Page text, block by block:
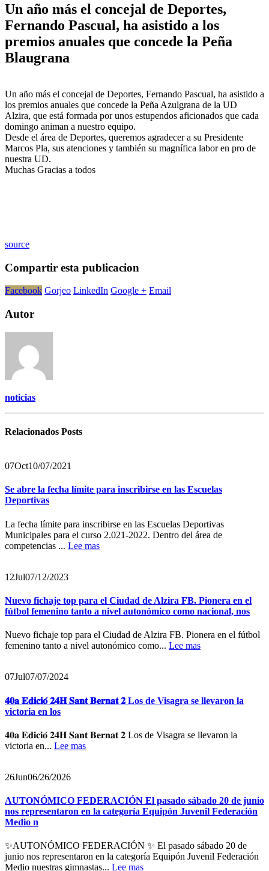
Un año más el concejal de Deportes,
Fernando Pascual, ha asistido a los
premios anuales que concede la Peña
Blaugrana
Un año más el concejal de Deportes, Fernando Pascual, ha asistido a
los premios anuales que concede la Peña Azulgrana de la UD
Alzira, que está formada por unos estupendos aficionados que cada
domingo animan a nuestro equipo.
Desde el área de Deportes, queremos agradecer a su Presidente
Marcos Pla, sus atenciones y también su magnífica labor en pro de
nuestra UD.
Muchas Gracias a todos
source
Compartir esta publicacion
Facebook Gorjeo LinkedIn Google + Email
Autor
noticias
Relacionados Posts
07Oct10/07/2021
Se abre la fecha límite para inscribirse en las Escuelas
Deportivas
La fecha límite para inscribirse en las Escuelas Deportivas
Municipales para el curso 2.021-2022. Dentro del área de
competencias ... Lee mas
12Jul07/12/2023
Nuevo fichaje top para el Ciudad de Alzira FB. Pionera en el
fútbol femenino tanto a nivel autonómico como nacional, nos
Nuevo fichaje top para el Ciudad de Alzira FB. Pionera en el fútbol
femenino tanto a nivel autonómico como... Lee mas
07Jul07/07/2024
𝟒𝟎𝐚 𝐄𝐝𝐢𝐜𝐢𝐨́ 𝟐𝟒𝐇 𝐒𝐚𝐧𝐭 𝐁𝐞𝐫𝐧𝐚𝐭 𝟐 Los de Visagra se llevaron la
victoria en los
𝟒𝟎𝐚 𝐄𝐝𝐢𝐜𝐢𝐨́ 𝟐𝟒𝐇 𝐒𝐚𝐧𝐭 𝐁𝐞𝐫𝐧𝐚𝐭 𝟐 Los de Visagra se llevaron la
victoria en... Lee mas
26Jun06/26/2026
AUTONÓMICO FEDERACIÓN El pasado sábado 20 de junio
nos representaron en la categoría Equipón Juvenil Federación
Medio n
✨AUTONÓMICO FEDERACIÓN ✨ El pasado sábado 20 de
junio nos representaron en la categoría Equipón Juvenil Federación
Medio nuestras gimnastas... Lee mas